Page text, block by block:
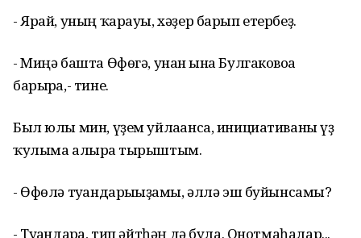
- Ярай, уның ҡарауы, хәҙер барып етербеҙ.
- Миңә башта Өфөгә, унан ғына Булгаковоға
барырға,- тине.
Был юлы мин, үҙем уйлағанса, инициативаны үҙ
ҡулыма алырға тырыштым.
- Өфөлә туғандарығыҙғамы, әллә эш буйынсамы?
- Туғандарға, тип әйтһәң дә була. Онотмаһалар...